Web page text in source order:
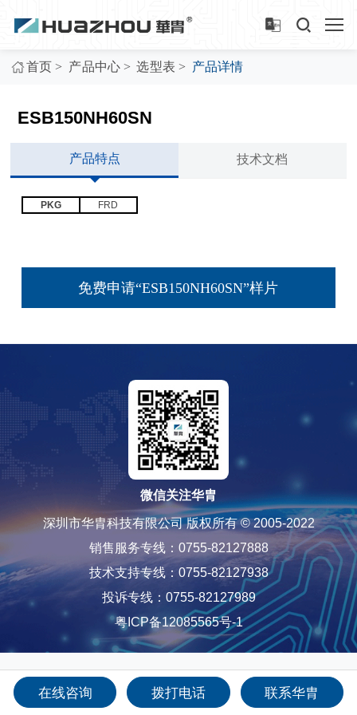
首页 > 产品中心 > 选型表 > 产品详情
ESB150NH60SN
产品特点 技术文档
PKG FRD
免费申请“ESB150NH60SN”样片
微信关注华胄
深圳市华胄科技有限公司 版权所有 © 2005-2022
销售服务专线：0755-82127888
技术支持专线：0755-82127938
投诉专线：0755-82127989
粤ICP备12085565号-1
在线咨询 拨打电话 联系华胄